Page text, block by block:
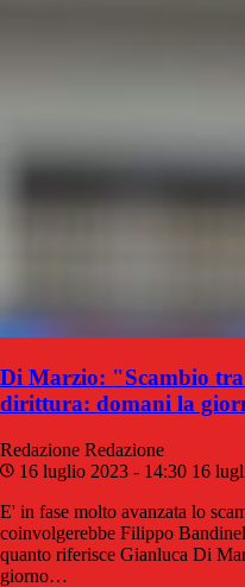
Di Marzio: "Scambio
dirittura: domani la
Redazione Redazione
16 luglio 2023 - 14:30 16
E' in fase molto avanzata lo
coinvolgerebbe Filippo
quanto riferisce Gianluca Di
giorno…